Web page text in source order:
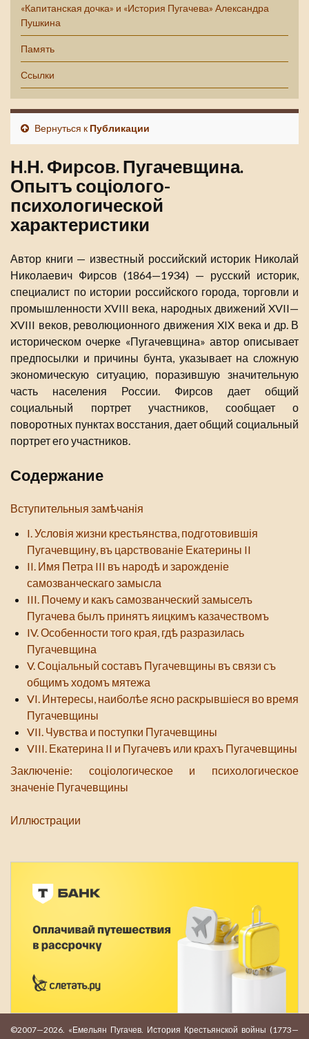
«Капитанская дочка» и «История Пугачева» Александра
Пушкина
Память
Ссылки
Вернуться к Публикации
Н.Н. Фирсов. Пугачевщина.
Опытъ соціолого-
психологической
характеристики
Автор книги — известный российский историк Николай
Николаевич Фирсов (1864—1934) — русский историк,
специалист по истории российского города, торговли и
промышленности XVIII века, народных движений XVII—
XVIII веков, революционного движения XIX века и др. В
историческом очерке «Пугачевщина» автор описывает
предпосылки и причины бунта, указывает на сложную
экономическую ситуацию, поразившую значительную
часть населения России. Фирсов дает общий
социальный портрет участников, сообщает о
поворотных пунктах восстания, дает общий социальный
портрет его участников.
Содержание
Вступительныя замѣчанія
I. Условія жизни крестьянства, подготовившія
Пугачевщину, въ царствованіе Екатерины II
II. Имя Петра III въ народѣ и зарожденіе
самозванческаго замысла
III. Почему и какъ самозванческий замыселъ
Пугачева былъ принятъ яицкимъ казачествомъ
IV. Особенности того края, гдѣ разразилась
Пугачевщина
V. Соціальный составъ Пугачевщины въ связи съ
общимъ ходомъ мятежа
VI. Интересы, наиболѣе ясно раскрывшіеся во время
Пугачевщины
VII. Чувства и поступки Пугачевщины
VIII. Екатерина II и Пугачевъ или крахъ Пугачевщины
Заключеніе: соціологическое и психологическое
значеніе Пугачевщины
Иллюстрации
©2007—2026. «Емельян Пугачев. История Крестьянской войны (1773—